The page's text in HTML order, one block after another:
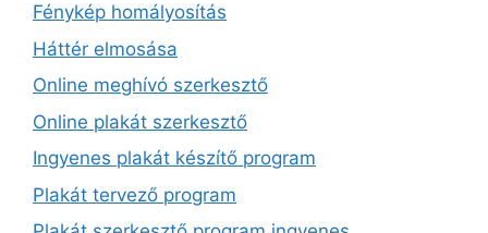
Fénykép homályosítás
Háttér elmosása
Online meghívó szerkesztő
Online plakát szerkesztő
Ingyenes plakát készítő program
Plakát tervező program